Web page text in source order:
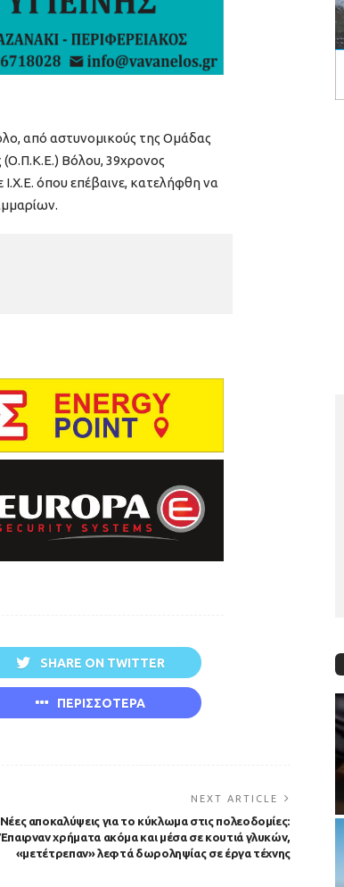
από αστυνομικούς της Ομάδας
Βόλου, 39χρονος
Ι.Χ.Ε. όπου επέβαινε, κατελήφθη να
SHARE ON TWITTER
ΠΕΡΙΣΣΟΤΕΡΑ
NEXT ARTICLE
Νέες αποκαλύψεις για το κύκλωμα στις πολεοδομίες:
Έπαιρναν χρήματα ακόμα και μέσα σε κουτιά γλυκών,
«μετέτρεπαν» λεφτά δωροληψίας σε έργα τέχνης